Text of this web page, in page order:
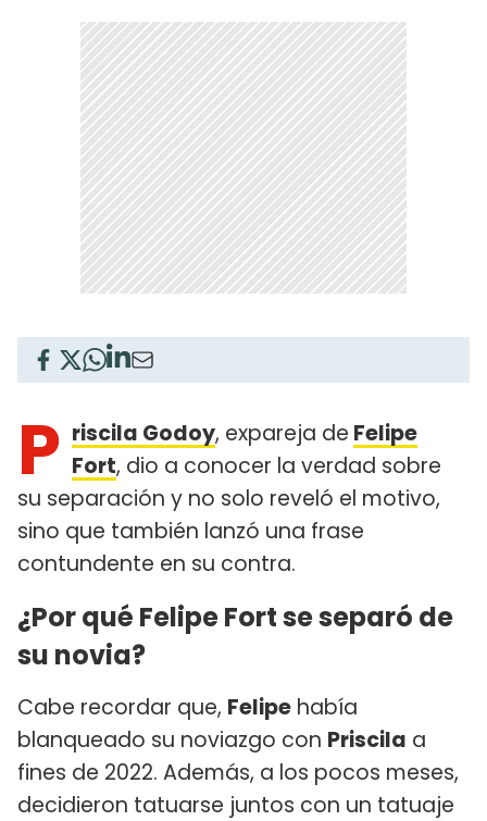
P riscila Godoy, expareja de Felipe
Fort, dio a conocer la verdad sobre
su separación y no solo reveló el motivo,
sino que también lanzó una frase
contundente en su contra.
¿Por qué Felipe Fort se separó de
su novia?
Cabe recordar que, Felipe había
blanqueado su noviazgo con Priscila a
fines de 2022. Además, a los pocos meses,
decidieron tatuarse juntos con un tatuaje